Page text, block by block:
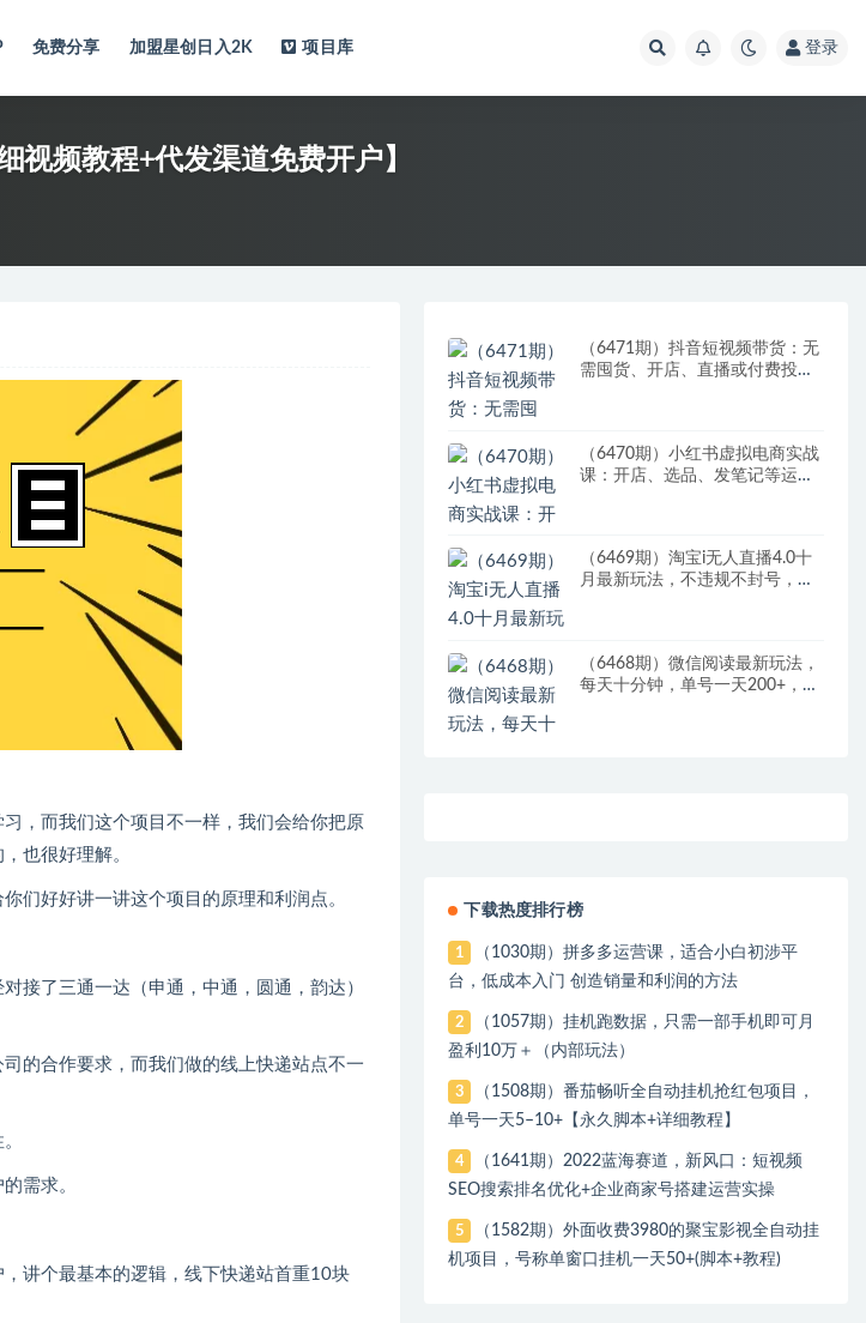
免费分享 加盟星创日入2K 项目库 登录
视频教程+代发渠道免费开户】
，而我们这个项目不一样，我们会给你把原
也很好理解。
们好好讲一讲这个项目的原理和利润点。
接了三通一达（申通，中通，圆通，韵达）
的合作要求，而我们做的线上快递站点不一
需求。
讲个最基本的逻辑，线下快递站首重10块
（6471期）抖音短视频带货：无
需囤货、开店、直播或付费投
（6470期）小红书虚拟电商实战
课：开店、选品、发笔记等运营
（6469期）淘宝i无人直播4.0十
月最新玩法，不违规不封号，完
（6468期）微信阅读最新玩法，
每天十分钟，单号一天200+，简
下载热度排行榜
1
（1030期）拼多多运营课，适合小白初涉平
台，低成本入门 创造销量和利润的方法
2
（1057期）挂机跑数据，只需一部手机即可月
盈利10万＋（内部玩法）
3
（1508期）番茄畅听全自动挂机抢红包项目，
单号一天5–10+【永久脚本+详细教程】
4
（1641期）2022蓝海赛道，新风口：短视频
SEO搜索排名优化+企业商家号搭建运营实操
5
（1582期）外面收费3980的聚宝影视全自动挂
机项目，号称单窗口挂机一天50+(脚本+教程)